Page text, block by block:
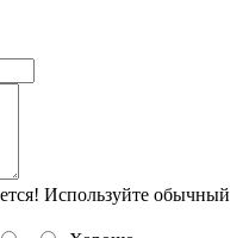
Используйте обычный